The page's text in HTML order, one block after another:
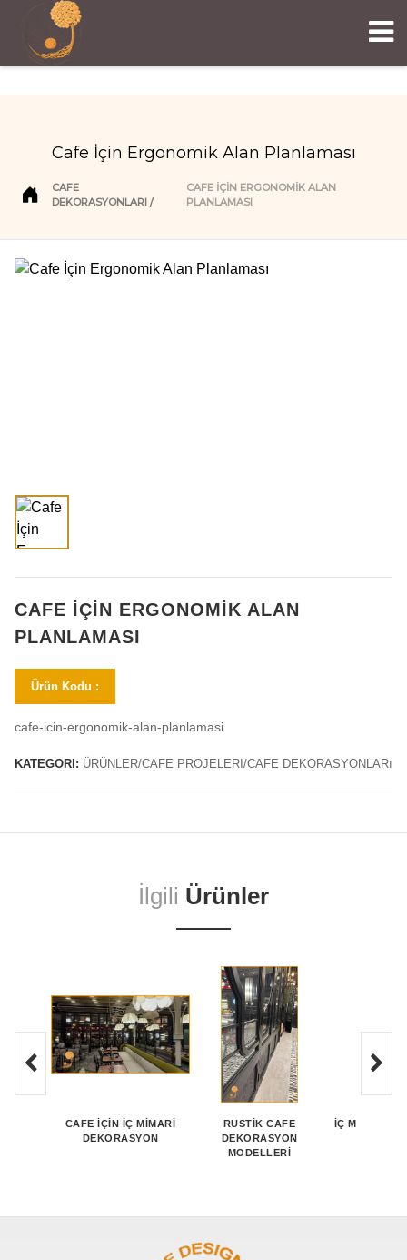
Cafe İçin Ergonomik Alan Planlaması
CAFE
DEKORASYONLARI
CAFE İÇIN ERGONOMIK ALAN
PLANLAMASI
CAFE İÇIN ERGONOMIK ALAN
PLANLAMASI
Ürün Kodu :
cafe-icin-ergonomik-alan-planlamasi
KATEGORI: ÜRÜNLER/CAFE PROJELERI/CAFE DEKORASYONLARı
İlgili Ürünler
CAFE İÇIN İÇ MIMARI
DEKORASYON
RUSTIK CAFE
DEKORASYON
MODELLERI
İÇ MIMARI